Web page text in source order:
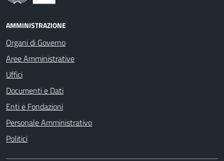
AMMINISTRAZIONE
Organi di Governo
Aree Amministrative
Uffici
Documenti e Dati
Enti e Fondazioni
Personale Amministrativo
Politici